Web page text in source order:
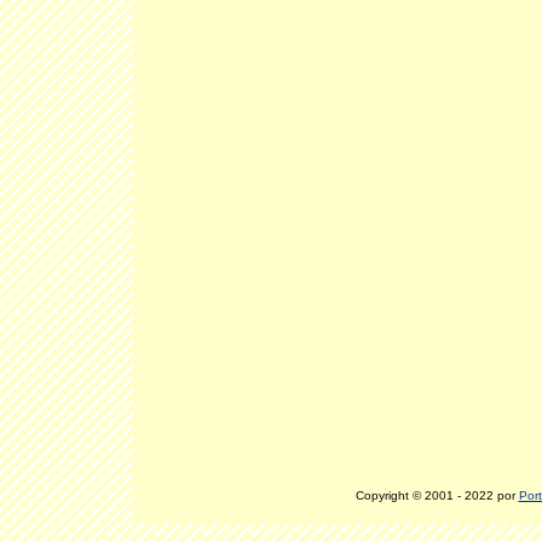
Copyright © 2001 - 2022 por